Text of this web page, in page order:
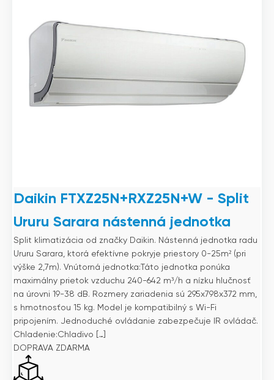
Daikin FTXZ25N+RXZ25N+W - Split
Ururu Sarara nástenná jednotka
Split klimatizácia od značky Daikin. Nástenná jednotka radu
Ururu Sarara, ktorá efektívne pokryje priestory 0-25m² (pri
výške 2,7m). Vnútorná jednotka:Táto jednotka ponúka
maximálny prietok vzduchu 240-642 m³/h a nízku hlučnosť
na úrovni 19-38 dB. Rozmery zariadenia sú 295x798x372 mm,
s hmotnosťou 15 kg. Model je kompatibilný s Wi-Fi
pripojením. Jednoduché ovládanie zabezpečuje IR ovládač.
Chladenie:Chladivo […]
DOPRAVA ZDARMA